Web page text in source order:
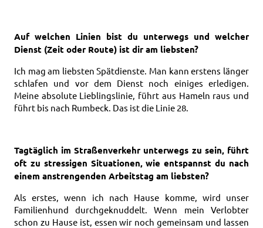
Auf welchen Linien bist du unterwegs und welcher
Dienst (Zeit oder Route) ist dir am liebsten?
Ich mag am liebsten Spätdienste. Man kann erstens länger
schlafen und vor dem Dienst noch einiges erledigen.
Meine absolute Lieblingslinie, führt aus Hameln raus und
führt bis nach Rumbeck. Das ist die Linie 28.
Tagtäglich im Straßenverkehr unterwegs zu sein, führt
oft zu stressigen Situationen, wie entspannst du nach
einem anstrengenden Arbeitstag am liebsten?
Als erstes, wenn ich nach Hause komme, wird unser
Familienhund durchgeknuddelt. Wenn mein Verlobter
schon zu Hause ist, essen wir noch gemeinsam und lassen